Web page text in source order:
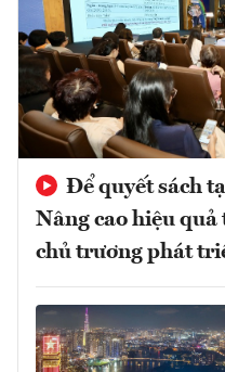
Để quyết sách
Nâng cao hiệu quả
chủ trương phát